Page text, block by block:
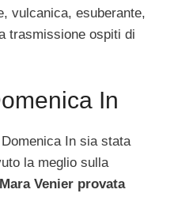
vulcanica, esuberante,
trasmissione ospiti di
In
In sia stata
la meglio sulla
Mara Venier provata